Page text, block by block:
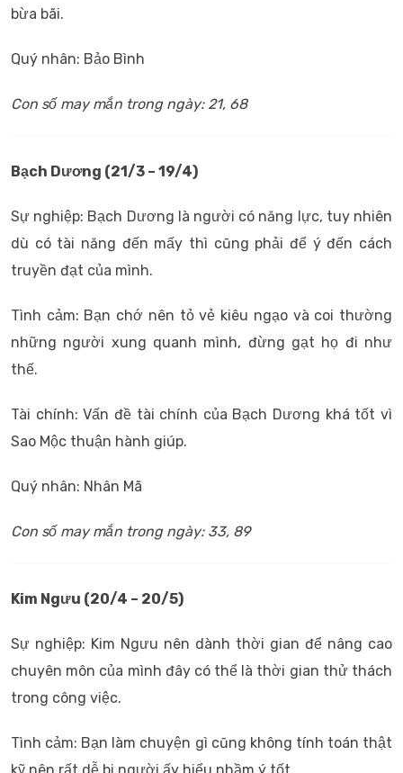
bừa bãi.
Quý nhân: Bảo Bình
Con số may mắn trong ngày: 21, 68
Bạch Dương (21/3 – 19/4)
Sự nghiệp: Bạch Dương là người có năng lực, tuy nhiên
dù có tài năng đến mấy thì cũng phải để ý đến cách
truyền đạt của mình.
Tình cảm: Bạn chớ nên tỏ vẻ kiêu ngạo và coi thường
những người xung quanh mình, đừng gạt họ đi như
thế.
Tài chính: Vấn đề tài chính của Bạch Dương khá tốt vì
Sao Mộc thuận hành giúp.
Quý nhân: Nhân Mã
Con số may mắn trong ngày: 33, 89
Kim Ngưu (20/4 – 20/5)
Sự nghiệp: Kim Ngưu nên dành thời gian để nâng cao
chuyên môn của mình đây có thể là thời gian thử thách
trong công việc.
Tình cảm: Bạn làm chuyện gì cũng không tính toán thật